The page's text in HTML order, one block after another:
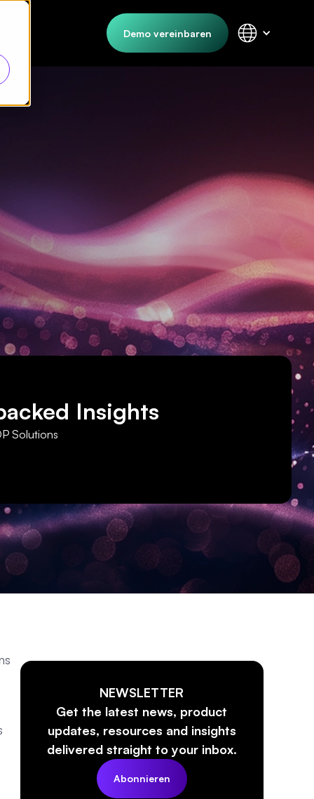
Demo vereinbaren
Insights
Solutions
NEWSLETTER
Get the latest news, product
updates, resources and insights
delivered straight to your inbox.
Abonnieren